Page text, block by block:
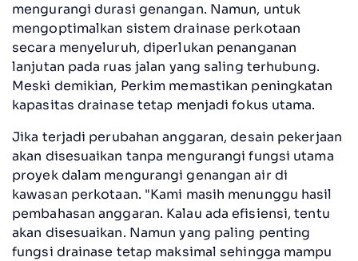
mengurangi durasi genangan. Namun, untuk
mengoptimalkan sistem drainase perkotaan
secara menyeluruh, diperlukan penanganan
lanjutan pada ruas jalan yang saling terhubung.
Meski demikian, Perkim memastikan peningkatan
kapasitas drainase tetap menjadi fokus utama.
Jika terjadi perubahan anggaran, desain pekerjaan
akan disesuaikan tanpa mengurangi fungsi utama
proyek dalam mengurangi genangan air di
kawasan perkotaan. "Kami masih menunggu hasil
pembahasan anggaran. Kalau ada efisiensi, tentu
akan disesuaikan. Namun yang paling penting
fungsi drainase tetap maksimal sehingga mampu